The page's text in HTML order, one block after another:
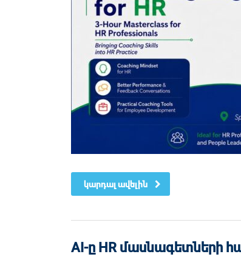
կարդալ ավելին
AI-ը HR մասնագետների